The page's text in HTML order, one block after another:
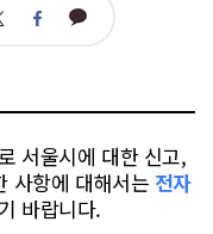
페 카
서울시에 대한 신고,
사항에 대해서는 전자
바랍니다.